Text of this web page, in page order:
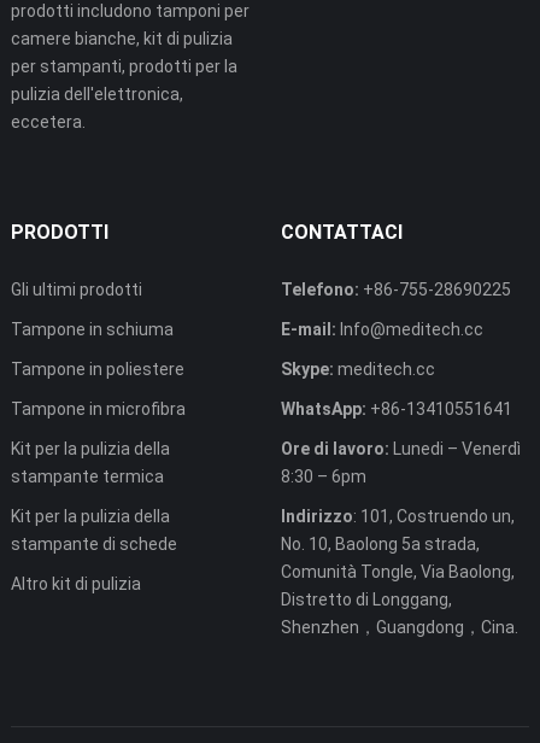
prodotti includono tamponi per
camere bianche, kit di pulizia
per stampanti, prodotti per la
pulizia dell'elettronica,
eccetera.
PRODOTTI
Gli ultimi prodotti
Tampone in schiuma
Tampone in poliestere
Tampone in microfibra
Kit per la pulizia della
stampante termica
Kit per la pulizia della
stampante di schede
Altro kit di pulizia
CONTATTACI
Telefono: +86-755-28690225
E-mail: Info@meditech.cc
Skype: meditech.cc
WhatsApp: +86-13410551641
Ore di lavoro:
Lunedi – Venerdì
8:30 – 6pm
Indirizzo: 101, Costruendo un,
No. 10, Baolong 5a strada,
Comunità Tongle, Via Baolong,
Distretto di Longgang,
Shenzhen，Guangdong，Cina.